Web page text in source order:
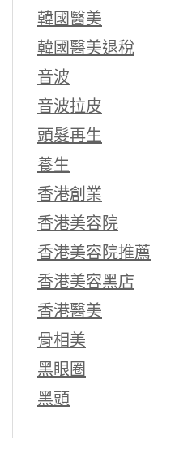
韓國醫美
韓國醫美退稅
音波
音波拉皮
頭髮再生
養生
香港創業
香港美容院
香港美容院推薦
香港美容黑店
香港醫美
骨相美
黑眼圈
黑頭